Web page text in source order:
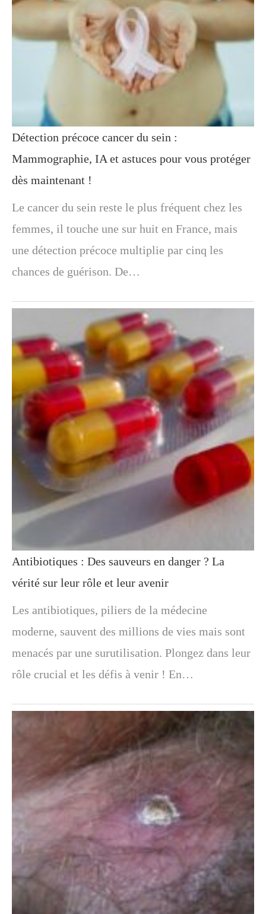
Détection précoce cancer du sein :
Mammographie, IA et astuces pour vous protéger
dès maintenant !
Le cancer du sein reste le plus fréquent chez les
femmes, il touche une sur huit en France, mais
une détection précoce multiplie par cinq les
chances de guérison. De…
Antibiotiques : Des sauveurs en danger ? La
vérité sur leur rôle et leur avenir
Les antibiotiques, piliers de la médecine
moderne, sauvent des millions de vies mais sont
menacés par une surutilisation. Plongez dans leur
rôle crucial et les défis à venir ! En…